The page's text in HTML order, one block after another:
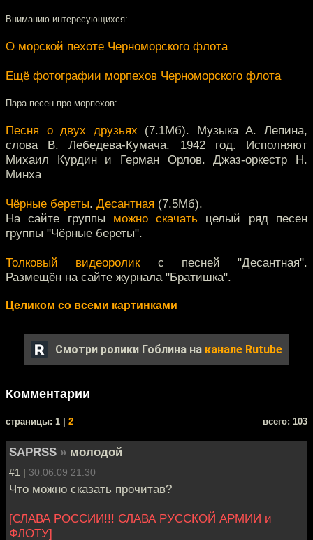
Вниманию интересующихся:
О морской пехоте Черноморского флота
Ещё фотографии морпехов Черноморского флота
Пара песен про морпехов:
Песня о двух друзьях (7.1Мб). Музыка А. Лепина,
слова В. Лебедева-Кумача. 1942 год. Исполняют
Михаил Курдин и Герман Орлов. Джаз-оркестр Н.
Минха
Чёрные береты. Десантная (7.5Мб).
На сайте группы можно скачать целый ряд песен
группы "Чёрные береты".
Толковый видеороликс песней "Десантная".
Размещён на сайте журнала "Братишка".
Целиком со всеми картинками
Смотри ролики Гоблина на канале Rutube
Комментарии
cтраницы: 1 | 2 всего: 103
SAPRSS » молодой
#1 | 30.06.09 21:30
Что можно сказать прочитав?
[СЛАВА РОССИИ!!! СЛАВА РУССКОЙ АРМИИ и
ФЛОТУ]